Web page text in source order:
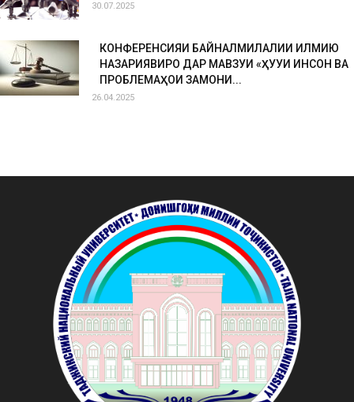
30.07.2025
КОНФЕРЕНСИЯИ БАЙНАЛМИЛАЛИИ ИЛМИЮ
НАЗАРИЯВИРО ДАР МАВЗУИ «ҲУҚУҚИ ИНСОН ВА
ПРОБЛЕМАҲОИ ЗАМОНИ...
26.04.2025